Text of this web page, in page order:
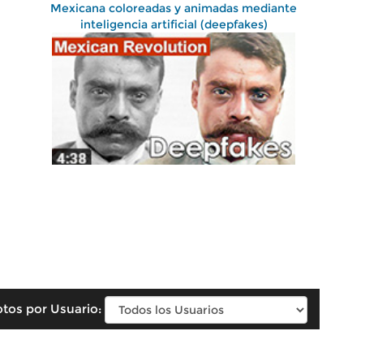
Mexicana coloreadas y animadas mediante
inteligencia artificial (deepfakes)
por Usuario: